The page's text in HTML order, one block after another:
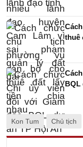
thuê
BQL
Kon Tum Chủ tịch